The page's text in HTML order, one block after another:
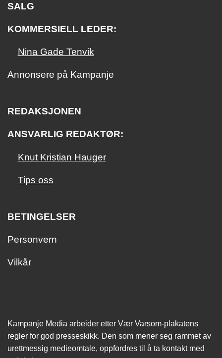
SALG
KOMMERSIELL LEDER:
Nina Gade Tenvik
Annonsere på Kampanje
REDAKSJONEN
ANSVARLIG REDAKTØR:
Knut Kristian Hauger
Tips oss
BETINGELSER
Personvern
Vilkår
Kampanje Media arbeider etter Vær Varsom-plakatens
regler for god presseskikk. Den som mener seg rammet av
urettmessig medie­omtale, oppfordres til å ta kontakt med